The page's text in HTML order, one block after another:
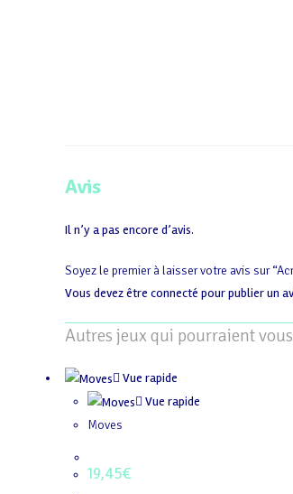
Avis
Il n’y a pas encore d’avis.
Soyez le premier à laisser votre avis sur
Vous devez être connecté pour publier un
Autres jeux qui pourraient
Vue rapide
Vue rapide
Moves
19,45€